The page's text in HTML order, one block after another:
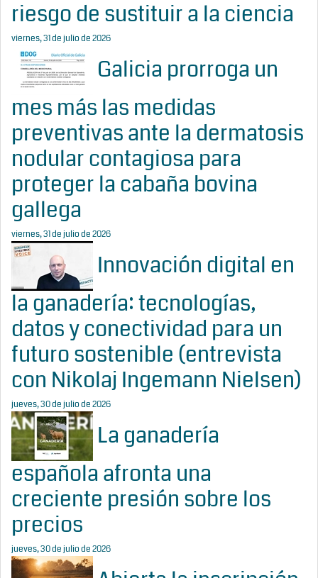
riesgo de sustituir a la ciencia
viernes, 31 de julio de 2026
Galicia prorroga un
mes más las medidas
preventivas ante la dermatosis
nodular contagiosa para
proteger la cabaña bovina
gallega
viernes, 31 de julio de 2026
Innovación digital en
la ganadería: tecnologías,
datos y conectividad para un
futuro sostenible (entrevista
con Nikolaj Ingemann Nielsen)
jueves, 30 de julio de 2026
La ganadería
española afronta una
creciente presión sobre los
precios
jueves, 30 de julio de 2026